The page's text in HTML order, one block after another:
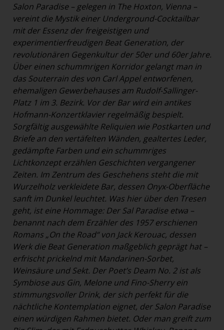
Salon Paradise – gelegen in The Hoxton, Vienna –
vereint die Mystik einer Underground-Cocktailbar
mit der Essenz der freigeistigen und
experimentierfreudigen Beat Generation, der
revolutionären Gegenkultur der 50er und 60er Jahre.
Über einen schummrigen Korridor gelangt man in
das Souterrain des von Carl Appel entworfenen,
ehemaligen Gewerbehauses am Rudolf-Sallinger-
Platz 1 im 3. Bezirk. Vor der Bar wird ein antikes
Hofmann-Konzertklavier regelmäßig bespielt.
Sorgfältig ausgewählte Reliquien wie Postkarten und
Briefe an den vertäfelten Wänden, gealtertes Leder,
gedämpfte Farben und ein schummriges
Lichtkonzept erzählen Geschichten vergangener
Zeiten. Im Zentrum des Geschehens steht die mit
Wurzelholz verkleidete Bar, dessen Onyx-Oberfläche
sanft im Dunkel leuchtet. Was hier über den Tresen
geht, ist eine Hommage: Der Sal Paradise etwa –
benannt nach dem Erzähler des 1957 erschienen
Romans „On the Road“ von Jack Kerouac, dessen
Werk die Beat Generation maßgeblich geprägt hat –
erfrischt prickelnd mit Mandarinen-Sorbet,
Weinsäure und Sekt. Der Poet’s Deam No. 2 ist als
Symbiose aus Gin, Melone und Fino-Sherry ein
stimmungsvoller Drink, der sich perfekt für die
nächtliche Kontemplation eignet, der Salon Paradise
einen würdigen Rahmen bietet. Oder man greift zum